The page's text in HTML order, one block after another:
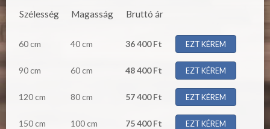
Szélesség Magasság Bruttó ár
60 cm 40 cm 36 400 Ft EZT KÉREM
90 cm 60 cm 48 400 Ft EZT KÉREM
120 cm 80 cm 57 400 Ft EZT KÉREM
150 cm 100 cm 75 400 Ft EZT KÉREM